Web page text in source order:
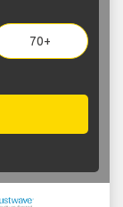
70+